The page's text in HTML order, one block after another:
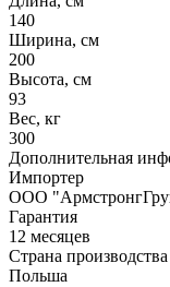
140
Ширина, см
200
Высота, см
93
Вес, кг
300
Дополнительная
Импортер
ООО
Гарантия
12 месяцев
Страна производства
Польша